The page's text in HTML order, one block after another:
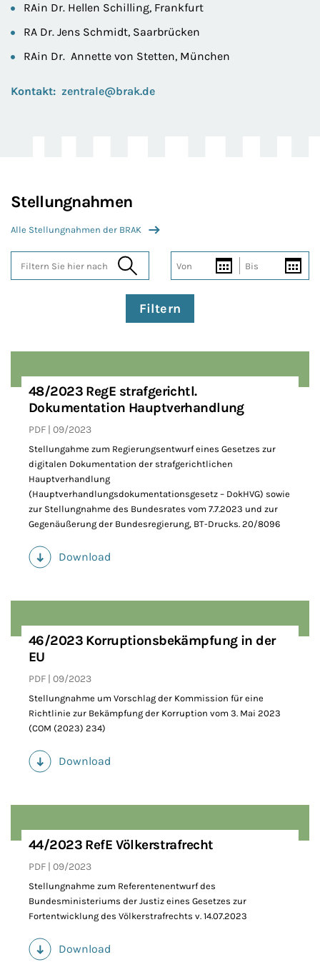
RAin Dr. Hellen Schilling, Frankfurt
RA Dr. Jens Schmidt, Saarbrücken
RAin Dr. Annette von Stetten, München
Kontakt: zentrale@brak.de
Stellungnahmen
Alle Stellungnahmen der BRAK
Filtern Sie hier nach Von Bis
Filtern
48/2023 RegE strafgerichtl.
Dokumentation Hauptverhandlung
PDF 09/2023
Stellungahme zum Regierungsentwurf eines Gesetzes zur
digitalen Dokumentation der strafgerichtlichen
Hauptverhandlung
(Hauptverhandlungsdokumentationsgesetz – DokHVG) sowie
zur Stellungnahme des Bundesrates vom 7.7.2023 und zur
Gegenäußerung der Bundesregierung, BT-Drucks. 20/8096
Download
(PDF)
46/2023 Korruptionsbekämpfung in der
EU
PDF 09/2023
Stellungnahme um Vorschlag der Kommission für eine
Richtlinie zur Bekämpfung der Korruption vom 3. Mai 2023
(COM (2023) 234)
Download
(PDF)
44/2023 RefE Völkerstrafrecht
PDF 09/2023
Stellungnahme zum Referentenentwurf des
Bundesministeriums der Justiz eines Gesetzes zur
Fortentwicklung des Völkerstrafrechts v. 14.07.2023
Download
(PDF)